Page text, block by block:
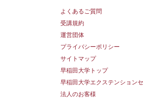
よくあるご質問
受講規約
運営団体
プライバシーポリシー
サイトマップ
早稲田大学トップ
早稲田大学エクステンション
法人のお客様